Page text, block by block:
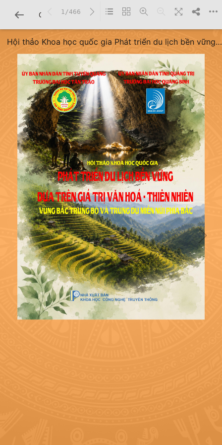
CHI TIẾT SÁCH
Hội thảo Khoa học quốc gia Phát triển du lịch bền vững
dựa trên giá trị văn hóa - thiên nhiên vùng Bắc Trung Bộ và
Trung du miền núi phía Bắc
1/466